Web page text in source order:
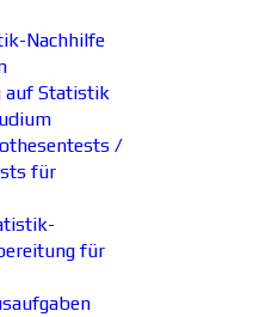
Nachhilfe
auf Statistik
/
für
für